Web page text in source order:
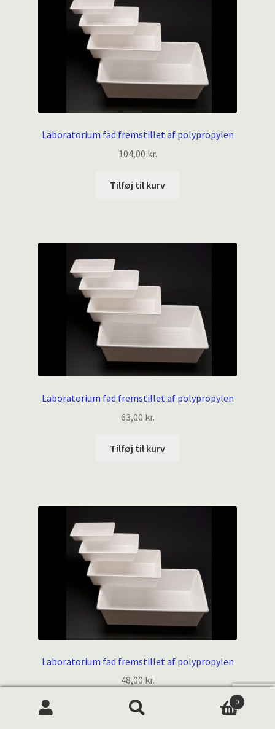
Laboratorium fad fremstillet af polypropylen
104,00 kr.
Tilføj til kurv
Laboratorium fad fremstillet af polypropylen
63,00 kr.
Tilføj til kurv
Laboratorium fad fremstillet af polypropylen
48,00 kr.
Tilføj til kurv
Products
0